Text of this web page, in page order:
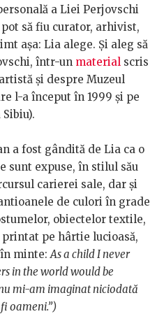
a Liei Perjovschi
să fiu curator, arhivist,
așa: Lia alege. Și aleg să
într-un material scris
și despre Muzeul
l-a început în 1999 și pe
a fost gândită de Lia ca o
sunt expuse, în stilul său
carierei sale, dar și
de culori în grade
obiectelor textile,
pe hârtie lucioasă,
în minte:As a child I never
in the world would be
mi-am imaginat niciodată
oameni.”)